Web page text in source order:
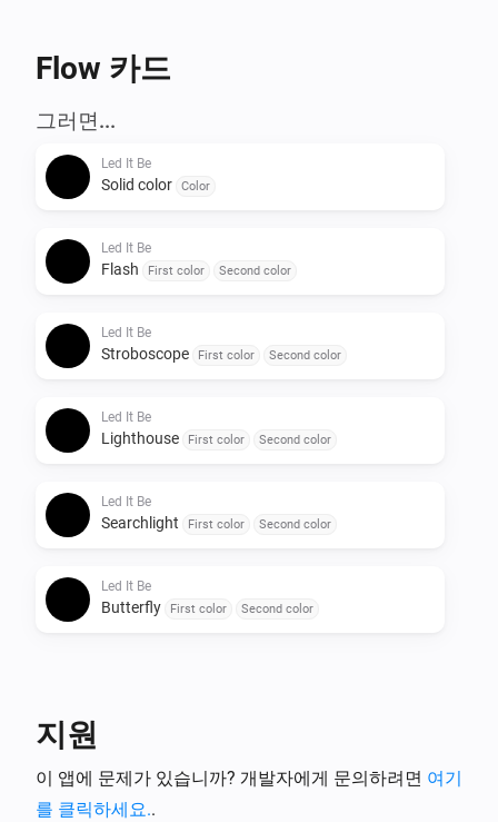
Features
- Configure the screensaver to resemble the state of
- Use one of the provided patterns, such as Lighthouse
or Stroboscope for visual effects
any RGB color you want.
Flow 카드
그러면...
Led It Be
Solid color Color
Led It Be
Flash First color Second color
Led It Be
Stroboscope First color Second color
Led It Be
Lighthouse First color Second color
Led It Be
Searchlight First color Second color
Led It Be
Butterfly First color Second color
지원
이 앱에 문제가 있습니까? 개발자에게 문의하려면 여기
를 클릭하세요..